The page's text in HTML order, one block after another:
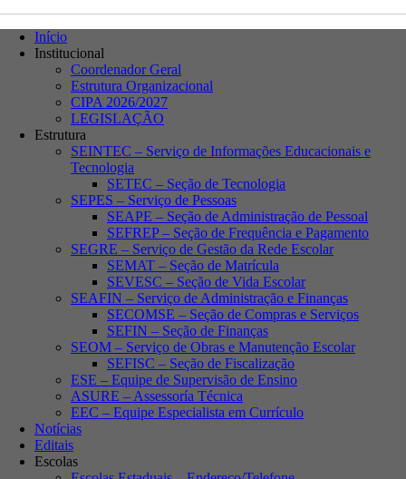
Início
Institucional
Coordenador Geral
Estrutura Organizacional
CIPA 2026/2027
LEGISLAÇÃO
Estrutura
SEINTEC – Serviço de Informações Educacionais e
Tecnologia
SETEC – Seção de Tecnologia
SEPES – Serviço de Pessoas
SEAPE – Seção de Administração de Pessoal
SEFREP – Seção de Frequência e Pagamento
SEGRE – Serviço de Gestão da Rede Escolar
SEMAT – Seção de Matrícula
SEVESC – Seção de Vida Escolar
SEAFIN – Serviço de Administração e Finanças
SECOMSE – Seção de Compras e Serviços
SEFIN – Seção de Finanças
SEOM – Serviço de Obras e Manutenção Escolar
SEFISC – Seção de Fiscalização
ESE – Equipe de Supervisão de Ensino
ASURE – Assessoría Técnica
EEC – Equipe Especialista em Currículo
Notícias
Editais
Escolas